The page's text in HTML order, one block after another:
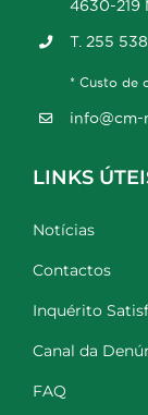
4630-219
T. 255
* Custo de
info@cm-
LINKS
Notícias
Contactos
Inquérito
Canal da
FAQ